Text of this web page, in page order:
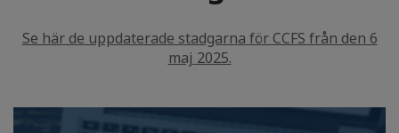
Se här de uppdaterade stadgarna för CCFS från den 6
maj 2025.